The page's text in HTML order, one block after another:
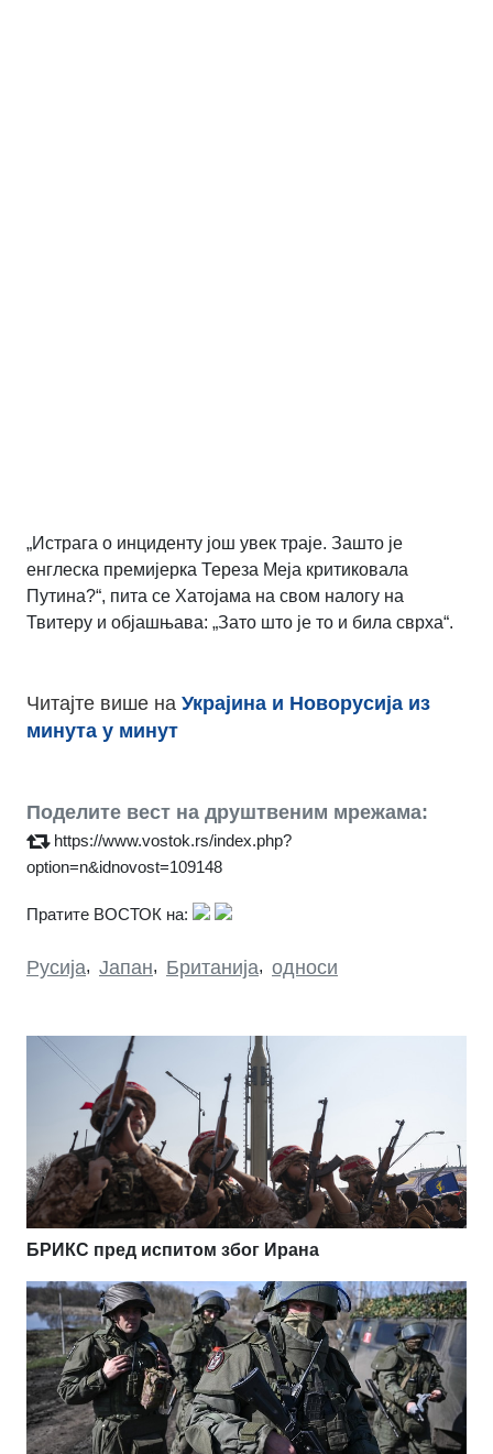
„Истрага о инциденту још увек траје. Зашто је
енглеска премијерка Тереза Меја критиковала
Путина?“, пита се Хатојама на свом налогу на
Твитеру и објашњава: „Зато што је то и била сврха“.
Читајте више на Украјина и Новорусија из
минута у минут
Поделите вест на друштвеним мрежама:
https://www.vostok.rs/index.php?
option=n&idnovost=109148
Пратите ВОСТОК на:
Русија, Јапан, Британија, односи
БРИКС пред испитом због Ирана